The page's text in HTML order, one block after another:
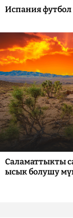
Испания
Саламаттыкты
ысык болушу